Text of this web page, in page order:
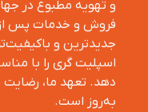
فروش و خدمات پس
جدیدترین و
اسپلیت گری را با
دهد. تعهد ما، رضایت
به‌روز است.